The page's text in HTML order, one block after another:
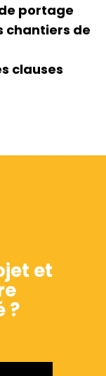
portage
chantiers de
clauses
et
?